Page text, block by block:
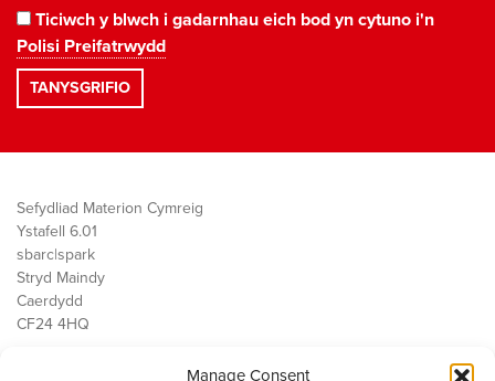
Manage Consent
Ticiwch y blwch i gadarnhau eich bod yn cytuno i'n
Polisi Preifatrwydd
Sefydliad Materion Cymreig
Ystafell 6.01
sbarc|spark
Stryd Maindy
Caerdydd
CF24 4HQ